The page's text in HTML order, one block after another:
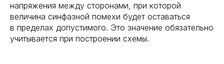
напряжения между сторонами, при которой
величина синфазной помехи будет оставаться
в пределах допустимого. Это значение обязательно
учитывается при построении схемы.